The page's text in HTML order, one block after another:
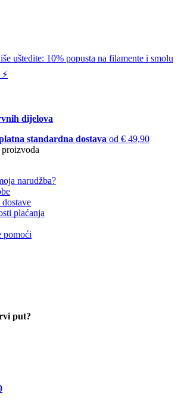
uštedite: 10% popusta na filamente i smolu
dijelova
standardna dostava od € 49,90
narudžba?
plaćanja
pomoći
put?